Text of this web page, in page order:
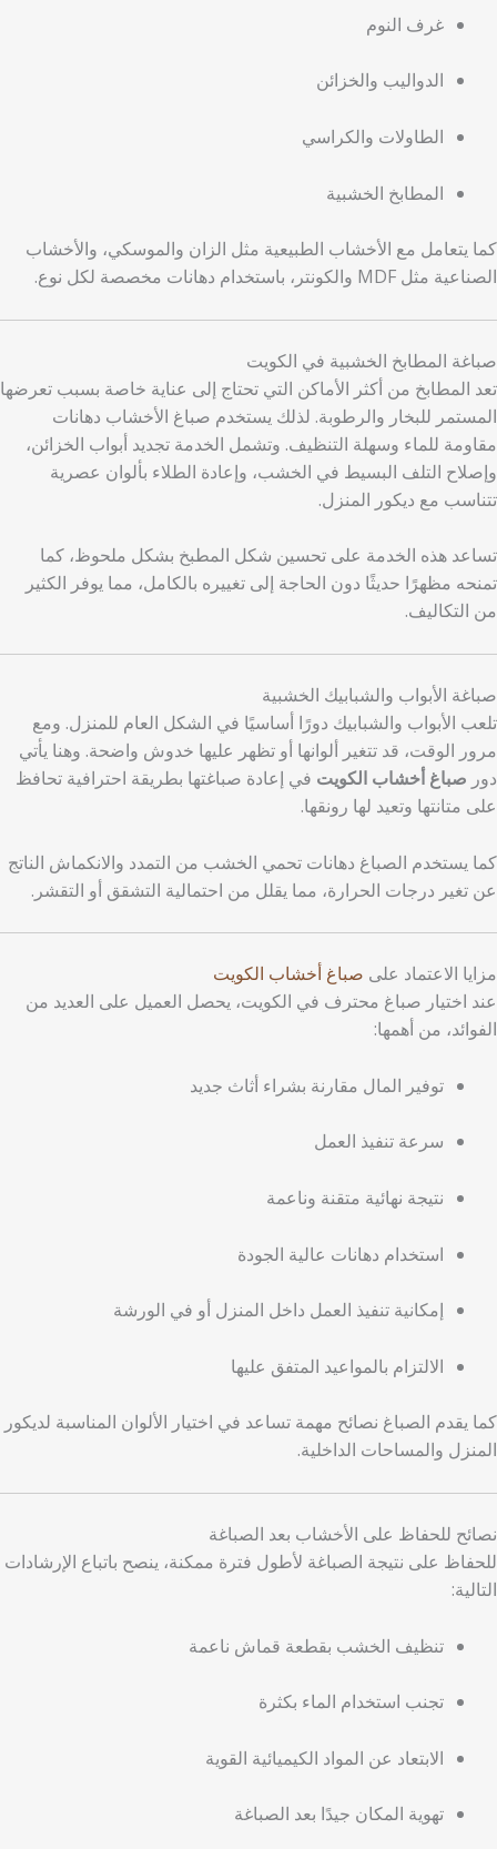
غرف النوم
الدواليب والخزائن
الطاولات والكراسي
المطابخ الخشبية
كما يتعامل مع الأخشاب الطبيعية مثل الزان والموسكي، والأخشاب
الصناعية مثل MDF والكونتر، باستخدام دهانات مخصصة لكل نوع.
صباغة المطابخ الخشبية في الكويت
تعد المطابخ من أكثر الأماكن التي تحتاج إلى عناية خاصة بسبب تعرضها
المستمر للبخار والرطوبة. لذلك يستخدم صباغ الأخشاب دهانات
مقاومة للماء وسهلة التنظيف. وتشمل الخدمة تجديد أبواب الخزائن،
وإصلاح التلف البسيط في الخشب، وإعادة الطلاء بألوان عصرية
تتناسب مع ديكور المنزل.
تساعد هذه الخدمة على تحسين شكل المطبخ بشكل ملحوظ، كما
تمنحه مظهرًا حديثًا دون الحاجة إلى تغييره بالكامل، مما يوفر الكثير
من التكاليف.
صباغة الأبواب والشبابيك الخشبية
تلعب الأبواب والشبابيك دورًا أساسيًا في الشكل العام للمنزل. ومع
مرور الوقت، قد تتغير ألوانها أو تظهر عليها خدوش واضحة. وهنا يأتي
دور صباغ أخشاب الكويت في إعادة صباغتها بطريقة احترافية تحافظ
على متانتها وتعيد لها رونقها.
كما يستخدم الصباغ دهانات تحمي الخشب من التمدد والانكماش الناتج
عن تغير درجات الحرارة، مما يقلل من احتمالية التشقق أو التقشر.
مزايا الاعتماد على صباغ أخشاب الكويت
عند اختيار صباغ محترف في الكويت، يحصل العميل على العديد من
الفوائد، من أهمها:
توفير المال مقارنة بشراء أثاث جديد
سرعة تنفيذ العمل
نتيجة نهائية متقنة وناعمة
استخدام دهانات عالية الجودة
إمكانية تنفيذ العمل داخل المنزل أو في الورشة
الالتزام بالمواعيد المتفق عليها
كما يقدم الصباغ نصائح مهمة تساعد في اختيار الألوان المناسبة لديكور
المنزل والمساحات الداخلية.
نصائح للحفاظ على الأخشاب بعد الصباغة
للحفاظ على نتيجة الصباغة لأطول فترة ممكنة، ينصح باتباع الإرشادات
التالية:
تنظيف الخشب بقطعة قماش ناعمة
تجنب استخدام الماء بكثرة
الابتعاد عن المواد الكيميائية القوية
تهوية المكان جيدًا بعد الصباغة